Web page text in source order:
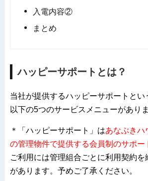
入電内容②
まとめ
ハッピーサポートとは？
当社が提供するハッピーサポートとい
以下の5つのサービスメニューがありま
＊「ハッピーサポート」はあなぶきハ
の管理物件で提供する会員制のサポー
ご利用には管理組合ごとに利用契約
があります。予めご了承ください。